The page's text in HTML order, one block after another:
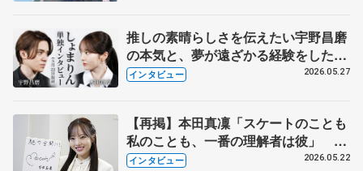
推しの素晴らしさを伝えたい宇野昌磨
の本気と、夢が遠ざかる経験をした本
田真凜の覚悟
インタビュー 2026.05.27
【再掲】本田真凜「スケートのことも
私のことも、一番の理解者は彼」 引
退時の単独インタビューで語った競技
インタビュー 2026.05.22